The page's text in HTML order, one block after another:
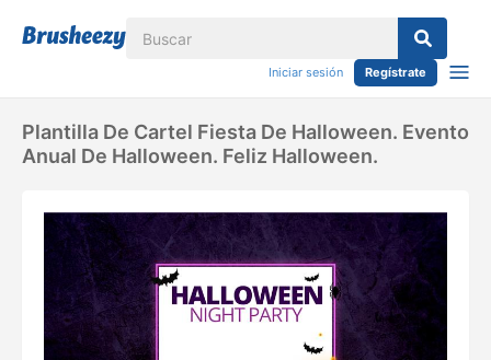
Iniciar sesión Regístrate
Plantilla De Cartel Fiesta De Halloween. Evento
Anual De Halloween. Feliz Halloween.